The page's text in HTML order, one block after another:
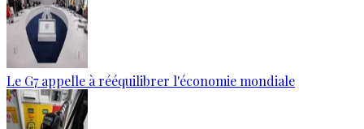
Le G7 appelle à rééquilibrer l'économie mondiale